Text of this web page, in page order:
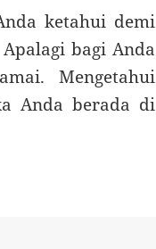
ketahui demi
bagi Anda
Mengetahui
Anda berada di